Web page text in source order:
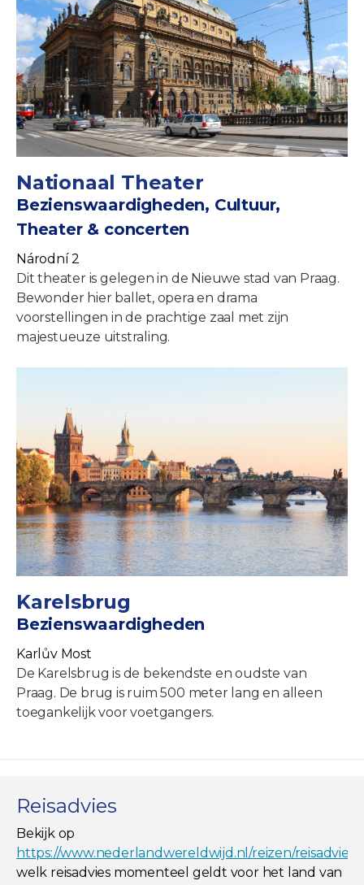
Nationaal Theater
Bezienswaardigheden, Cultuur,
Theater & concerten
Národní 2
Dit theater is gelegen in de Nieuwe stad van Praag.
Bewonder hier ballet, opera en drama
voorstellingen in de prachtige zaal met zijn
majestueuze uitstraling.
Karelsbrug
Bezienswaardigheden
Karlův Most
De Karelsbrug is de bekendste en oudste van
Praag. De brug is ruim 500 meter lang en alleen
toegankelijk voor voetgangers.
Reisadvies
Bekijk op
https://www.nederlandwereldwijd.nl/reizen/
welk reisadvies momenteel geldt voor het land van